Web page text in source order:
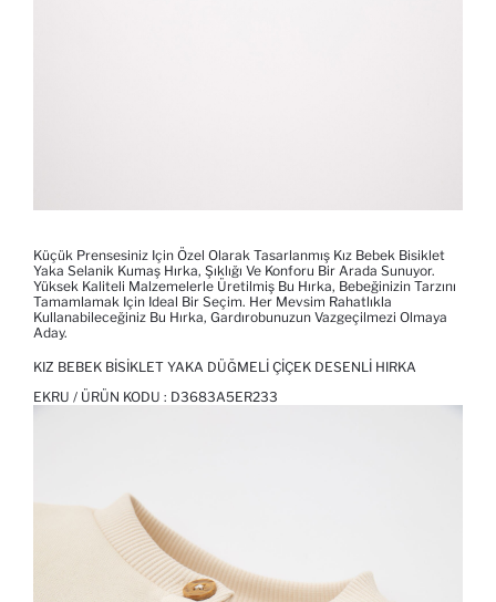
Küçük Prensesiniz Için Özel Olarak Tasarlanmış Kız Bebek Bisiklet
Yaka Selanik Kumaş Hırka, Şıklığı Ve Konforu Bir Arada Sunuyor.
Yüksek Kaliteli Malzemelerle Üretilmiş Bu Hırka, Bebeğinizin Tarzını
Tamamlamak Için Ideal Bir Seçim. Her Mevsim Rahatlıkla
Kullanabileceğiniz Bu Hırka, Gardırobunuzun Vazgeçilmezi Olmaya
Aday.
KIZ BEBEK BISIKLET YAKA DÜĞMELI ÇIÇEK DESENLI HIRKA
EKRU / ÜRÜN KODU : D3683A5ER233